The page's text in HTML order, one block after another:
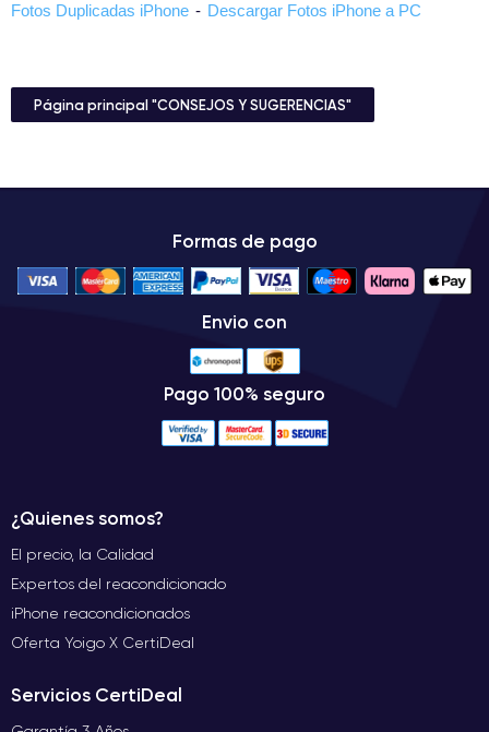
Fotos Duplicadas iPhone - Descargar Fotos iPhone a PC
Página principal "CONSEJOS Y SUGERENCIAS"
Formas de pago
Envio con
Pago 100% seguro
¿Quienes somos?
El precio, la Calidad
Expertos del reacondicionado
iPhone reacondicionados
Oferta Yoigo X CertiDeal
Servicios CertiDeal